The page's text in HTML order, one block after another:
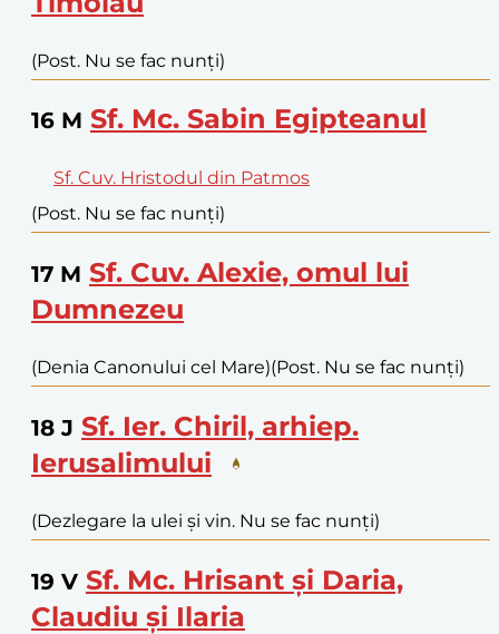
(Post. Nu se fac nunți)
16 M Sf. Mc. Sabin Egipteanul
Sf. Cuv. Hristodul din Patmos
(Post. Nu se fac nunți)
17 M Sf. Cuv. Alexie, omul lui
Dumnezeu
(Denia Canonului cel Mare)(Post. Nu se fac nunți)
18 J Sf. Ier. Chiril, arhiep.
Ierusalimului
(Dezlegare la ulei și vin. Nu se fac nunți)
19 V Sf. Mc. Hrisant și Daria,
Claudiu și Ilaria